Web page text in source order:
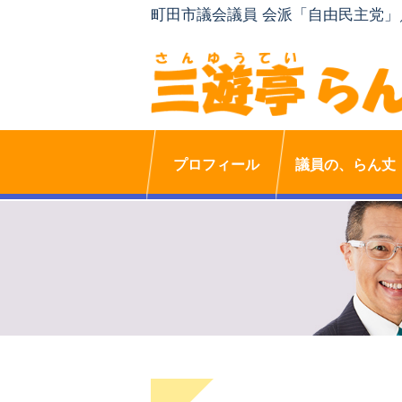
町田市議会議員 会派「自由民主党
プロフィール 議員の、らん丈